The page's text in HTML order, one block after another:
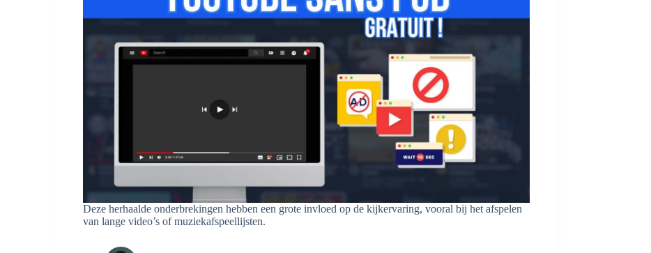
Deze herhaalde onderbrekingen hebben een grote invloed op de kijkervaring, vooral bij het afspelen
van lange video’s of muziekafspeellijsten.